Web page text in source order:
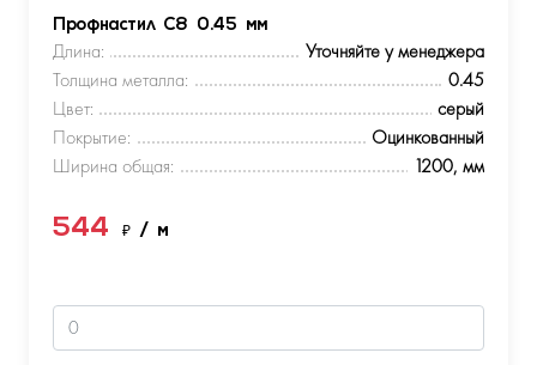
Профнастил С8 0.45 мм
Длина:
Уточняйте у менеджера
Толщина металла:
0.45
Цвет:
серый
Покрытие:
Оцинкованный
Ширина общая:
1200, мм
544 ₽ / м